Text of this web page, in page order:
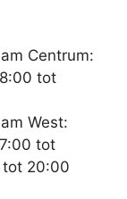
Centrum:
tot
West:
tot
tot 20:00